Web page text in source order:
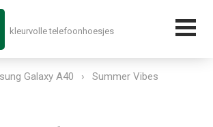
kleurvolle telefoonhoesjes
Galaxy A40
Summer Vibes